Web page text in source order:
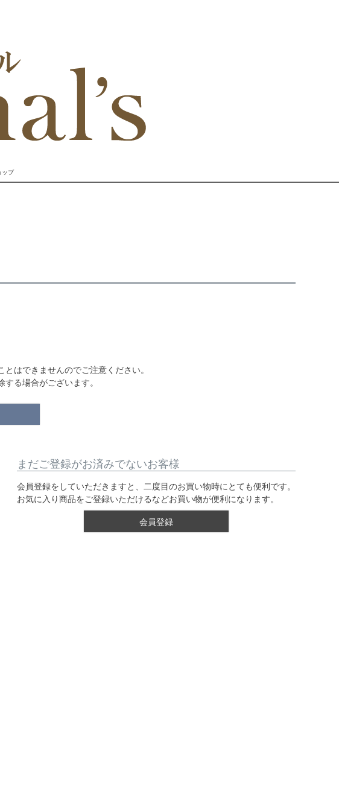
ップ
はできませんのでご注意ください。
る場合がございます。
まだご登録がお済みでないお客様
会員登録をしていただきますと、二度目のお買い物時にとても便利です。
お気に入り商品をご登録いただけるなどお買い物が便利になります。
会員登録